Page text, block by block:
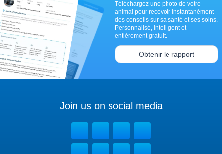
Téléchargez une photo de votre
animal pour recevoir instantanément
des conseils sur sa santé et ses soins.
Personnalisé, intelligent et
entièrement gratuit.
Obtenir le rapport
Join us on social media